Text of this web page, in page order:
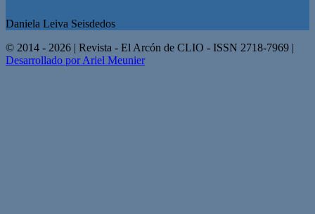
Daniela Leiva Seisdedos
© 2014 - 2026 | Revista - El Arcón de CLIO - ISSN 2718-7969 |
Desarrollado por Ariel Meunier